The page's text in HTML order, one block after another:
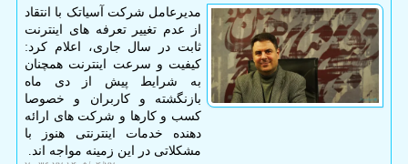
مدیرعامل شرکت آسیاتک با انتقاد
از عدم تغییر تعرفه های اینترنت
ثابت در سال جاری، اعلام کرد:
کیفیت و سرعت اینترنت همچنان
به شرایط پیش از دی ماه
بازنگشته و کاربران و خصوصا
کسب و کارها و شرکت های ارائه
دهنده خدمات اینترنتی هنوز با
مشکلاتی در این زمینه مواجه اند.